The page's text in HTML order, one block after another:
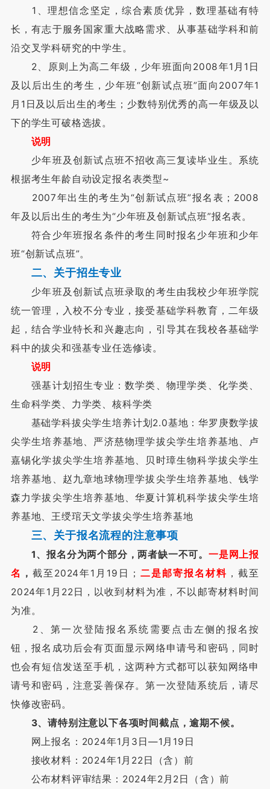
1、理想信念坚定，综合素质优异，数理基础有特
长，有志于服务国家重大战略需求、从事基础学科和前
沿交叉学科研究的中学生。
2、原则上为高二年级，少年班面向2008年1月1日
及以后出生的考生，少年班“创新试点班”面向2007年1
月1日及以后出生的考生；少数特别优秀的高一年级及以
下的学生可破格选拔。
说明
少年班及创新试点班不招收高三复读毕业生。系统
根据考生年龄自动设定报名表类型~
2007年出生的考生为“创新试点班”报名表；2008
年及以后出生的考生为“少年班及创新试点班”报名表。
符合少年班报名条件的考生同时报名少年班和少年
班“创新试点班”。
二、关于招生专业
少年班及创新试点班录取的考生由我校少年班学院
统一管理，入校不分专业，接受基础学科教育，二年级
起，结合学业特长和兴趣志向，引导其在我校各基础学
科中的拔尖和强基专业任选修读。
说明
强基计划招生专业：数学类、物理学类、化学类、
生命科学类、力学类、核科学类
基础学科拔尖学生培养计划2.0基地：华罗庚数学拔
尖学生培养基地、严济慈物理学拔尖学生培养基地、卢
嘉锡化学拔尖学生培养基地、贝时璋生物科学拔尖学生
培养基地、赵九章地球物理学拔尖学生培养基地、钱学
森力学拔尖学生培养基地、华夏计算机科学拔尖学生培
养基地、王绶琯天文学拔尖学生培养基地
三、关于报名流程的注意事项
1、报名分为两个部分，两者缺一不可。一是网上报
名 ， 截至2024年1月19日； 二是邮寄报名材料 ，截至
2024年1月22日，以收到材料为准，不以邮寄材料时间
为准。
2、第一次登陆报名系统需要点击左侧的报名按
钮，报名成功后会有页面显示网络申请号和密码，同时
也会有短信发送至手机，这两种方式都可以获知网络申
请号和密码，注意妥善保存。第一次登陆系统后，请尽
快修改密码。
3、请特别注意以下各项时间截点，逾期不候。
网上报名：2024年1月3日—1月19日
接收材料：2024年1月22日（含）前
公布材料评审结果：2024年2月2日（含）前